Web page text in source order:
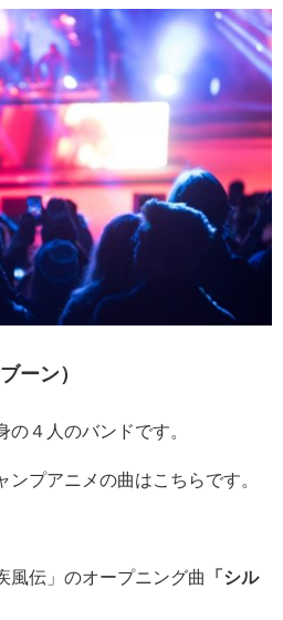
ーン）
４人のバンドです。
ンプアニメの曲はこちらです。
風伝」のオープニング曲
「シル